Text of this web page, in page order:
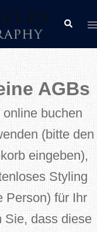
Suche
AGBs
buchen
(bitte den
eingeben),
Styling
Person) für Ihr
Sie, dass diese